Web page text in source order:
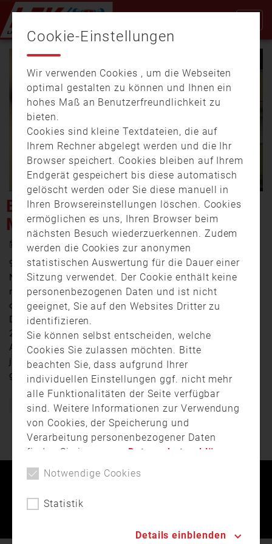
Video
EINE MILLION NOTRUFE IN
MÜNCHEN IM JAHR 2015
21. April 2016 14:35
992.705 Notrufe gingen im vergangenen Jahr unter der
Notrufnummer 112 ein. Aus etwa jedem zweiten Anruf
resultierte am Ende auch ein Einsatz für die Feuerwehr
oder den Rettungsdienst. Das hat die Feuerwehr am
Dienstag bei der Vorstellung ihrer Bilanz für das Jahr
2015 mitgeteilt.
Außerdem blickt die Freiwillige Feuerwehr auf ihr 150-
jähriges Bestehen. Das wird heuer mit den „
ganz groß gefeiert.
Feuerwehr Firetage München Saller Schäuble
Cookie-Einstellungen
Wir verwenden Cookies , um die Webseiten
optimal gestalten zu können und Ihnen ein
hohes Maß an Benutzerfreundlichkeit zu
bieten.
Cookies sind kleine Textdateien, die auf
Ihrem Rechner abgelegt werden und die Ihr
Browser speichert. Cookies bleiben auf Ihrem
Endgerät gespeichert bis diese automatisch
gelöscht werden oder Sie diese manuell in
Ihren Browsereinstellungen löschen. Cookies
ermöglichen es uns, Ihren Browser beim
nächsten Besuch wiederzuerkennen. Zudem
werden die Cookies zur anonymen
statistischen Auswertung für die Dauer einer
Sitzung verwendet. Der Cookie enthält keine
personenbezogenen Daten und ist nicht
geeignet, Sie auf den Websites Dritter zu
identifizieren.
Sie können selbst entscheiden, welche
Cookies Sie zulassen möchten. Bitte
beachten Sie, dass aufgrund Ihrer
individuellen Einstellungen ggf. nicht mehr
alle Funktionalitäten der Seite verfügbar
sind. Weitere Informationen zur Verwendung
von Cookies, der Speicherung und
Verarbeitung personenbezogener Daten
finden Sie in unserer Datenschutzerklärung
Notwendige Cookies
Statistik
Details einblenden